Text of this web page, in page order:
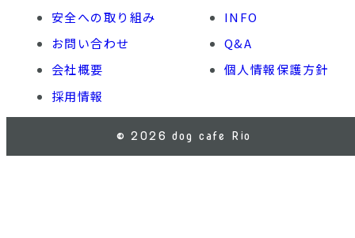
安全への取り組み
INFO
お問い合わせ
Q&A
会社概要
個人情報保護方針
採用情報
© 2026 dog cafe Rio